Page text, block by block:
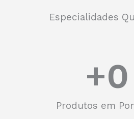
Especialidades
Produtos em
+0